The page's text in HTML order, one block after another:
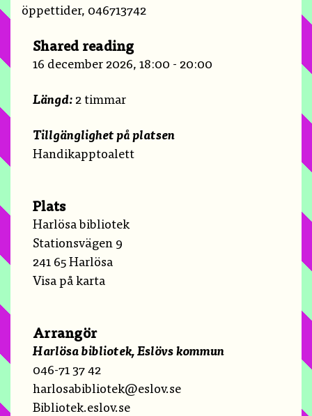
öppettider, 046713742
Shared reading
16 december 2026, 18:00 - 20:00
Längd: 2 timmar
Tillgänglighet på platsen
Handikapptoalett
Plats
Harlösa bibliotek
Stationsvägen 9
241 65 Harlösa
Visa på karta
Arrangör
Harlösa bibliotek, Eslövs kommun
046-71 37 42
harlosabibliotek@eslov.se
Bibliotek.eslov.se